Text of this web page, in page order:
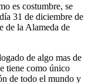
es costumbre, se
31 de diciembre de
de la Alameda de
de algo mas de
tiene como único
de todo el mundo y